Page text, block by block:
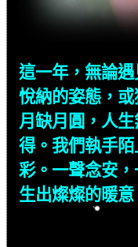
這一年，無論
悅納的姿態，或
月缺月圓，人
得。我們執手
彩。一聲念安
生出燦燦的暖意